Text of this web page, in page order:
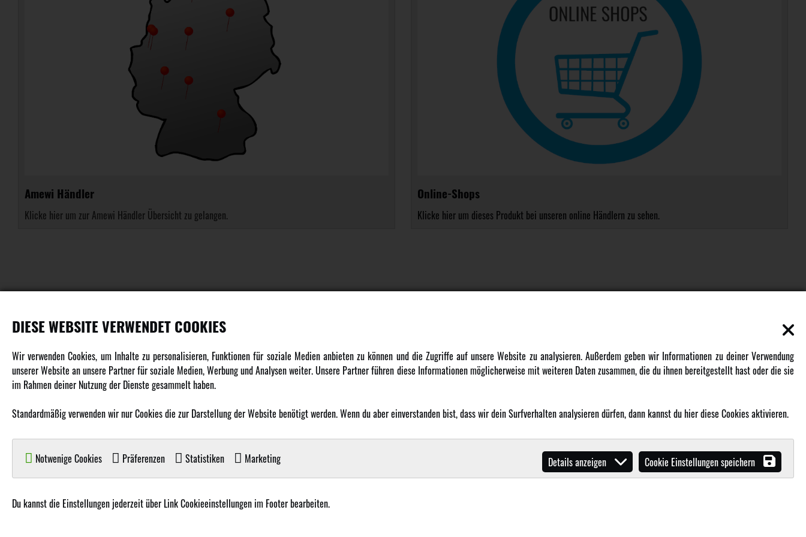
Amewi Händler
Klicke hier um zur Amewi Händler Übersicht zu gelangen.
Online-Shops
Klicke hier um dieses Produkt bei unseren online Händlern zu sehen.
Fahrzeuge in allen Maßstäben
Helikopter Collective Pitch, Fixed Pitch
Multikopter in verschiedenen Ausführungen
Panzer für Jung und Alt
Datenschutz
Newsletter
Karriere
AMXRacing - Qualitäts RC-Zubehör
Malinos - Die kreative Seite von
Werden Sie Amewi Händler
Amewi B2B-Shop
DIESE WEBSITE VERWENDET COOKIES
Wir verwenden Cookies, um Inhalte zu personalisieren, Funktionen für soziale Medien anbieten zu können und die Zugriffe auf unsere Website zu analysieren. Außerdem geben wir Informationen zu deiner Verwendung
unserer Website an unsere Partner für soziale Medien, Werbung und Analysen weiter. Unsere Partner führen diese Informationen möglicherweise mit weiteren Daten zusammen, die du ihnen bereitgestellt hast oder die sie
im Rahmen deiner Nutzung der Dienste gesammelt haben.
Standardmäßig verwenden wir nur Cookies die zur Darstellung der Website benötigt werden. Wenn du aber einverstanden bist, dass wir dein Surfverhalten analysieren dürfen, dann kannst du hier diese Cookies aktivieren.
Notwenige Cookies Präferenzen Statistiken Marketing Cookie Einstellungen speichern
Details anzeigen
Du kannst die Einstellungen jederzeit über Link Cookieeinstellungen im Footer bearbeiten.